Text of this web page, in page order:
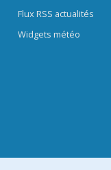
Flux RSS actualités
Widgets météo